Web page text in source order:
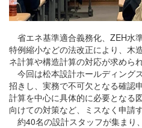
省エネ基準適合義務化、ZEH水
特例縮⼩などの法改正により、木
ネ計算や構造計算の対応が求められ
今回は松本設計ホールディング
招きし、実務で不可欠となる確認
計算を中心に具体的に必要となる
向けての対策など、ミスなく申請
約40名の設計スタッフが集まり